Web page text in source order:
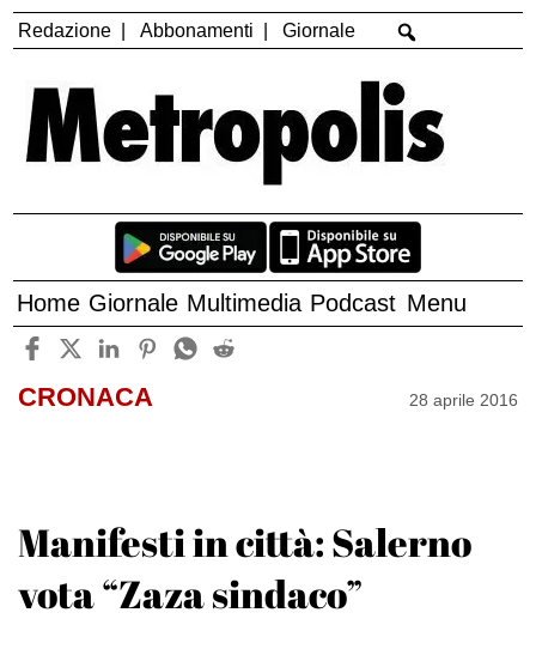
Redazione Abbonamenti Giornale
Home Giornale Multimedia Podcast Menu
CRONACA 28 aprile 2016
Manifesti in città: Salerno
vota “Zaza sindaco”